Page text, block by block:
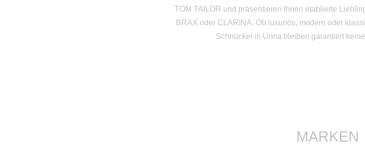
TOM TAILOR und präsentieren Ihnen etablierte
BRAX oder CLARINA. Ob luxuriös, modern oder
Schnückel in Unna bleiben garantiert
MARKEN